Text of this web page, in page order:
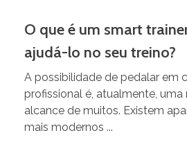
O que é um smart
ajudá-lo no seu treino?
A possibilidade de pedalar em
profissional é, atualmente, uma
alcance de muitos. Existem
mais modernos ...